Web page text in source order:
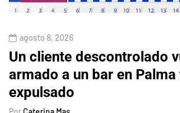
agosto 8, 2026
Un cliente descontrolado
armado a un bar en
expulsado